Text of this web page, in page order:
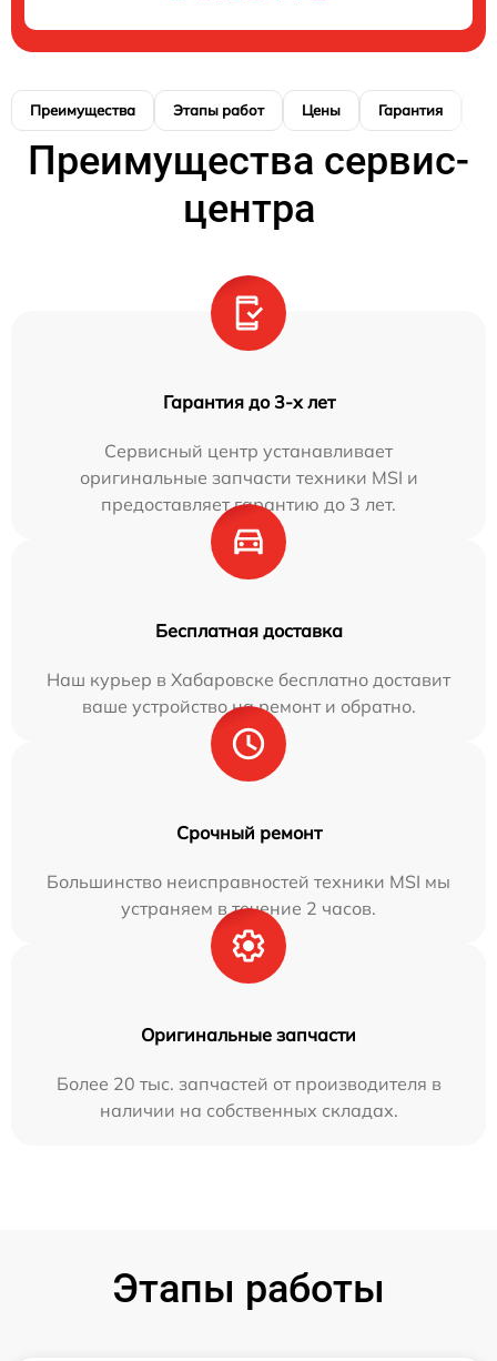
Преимущества Этапы работ Цены Гарантия
Преимущества сервис-
центра
Гарантия до 3-х лет
Сервисный центр устанавливает
оригинальные запчасти техники MSI и
предоставляет гарантию до 3 лет.
Бесплатная доставка
Наш курьер в Хабаровске бесплатно доставит
ваше устройство на ремонт и обратно.
Срочный ремонт
Большинство неисправностей техники MSI мы
устраняем в течение 2 часов.
Оригинальные запчасти
Более 20 тыс. запчастей от производителя в
наличии на собственных складах.
Этапы работы